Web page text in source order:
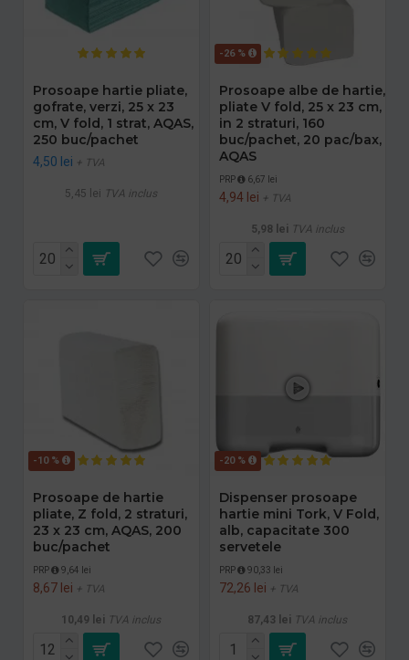
Prosoape hartie pliate,
gofrate, verzi, 25 x 23
cm, V fold, 1 strat, AQAS,
250 buc/pachet
4,50 lei + TVA
5,45 lei TVA inclus
-26 %
Prosoape albe de hartie,
pliate V fold, 25 x 23 cm,
in 2 straturi, 160
buc/pachet, 20 pac/bax,
AQAS
PRP 6,67 lei
4,94 lei + TVA
5,98 lei TVA inclus
-10 %
Prosoape de hartie
pliate, Z fold, 2 straturi,
23 x 23 cm, AQAS, 200
buc/pachet
PRP 9,64 lei
8,67 lei + TVA
10,49 lei TVA inclus
-20 %
Dispenser prosoape
hartie mini Tork, V Fold,
alb, capacitate 300
servetele
PRP 90,33 lei
72,26 lei + TVA
87,43 lei TVA inclus